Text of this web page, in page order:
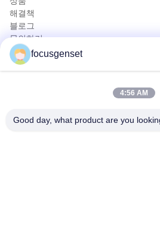
해결책
블로그
문의하기
상품
커민스 디젤 발전기 세트
세트 SDEC 디젤 엔진 발전기
산업용 디젤 젠셋
focusgenset
4:56 AM
Good day, what product are you